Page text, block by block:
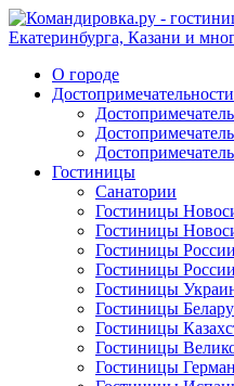
О городе
Достопримечательности
Гостиницы
Санатории
Гостиницы
Гостиницы
Гостиницы России
Гостиницы
Гостиницы
Гостиницы
Гостиницы
Гостиницы
Гостиницы